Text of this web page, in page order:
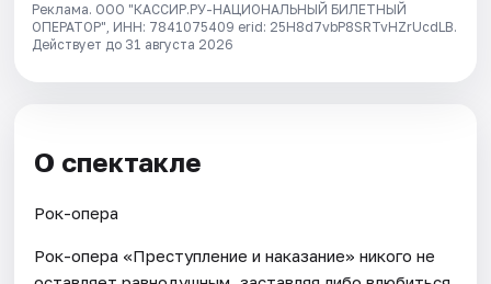
Реклама. ООО "КАССИР.РУ-НАЦИОНАЛЬНЫЙ БИЛЕТНЫЙ
ОПЕРАТОР", ИНН: 7841075409 erid: 25H8d7vbP8SRTvHZrUcdLB.
Действует до 31 августа 2026
О спектакле
Рок-опера
Рок-опера «Преступление и наказание» никого не